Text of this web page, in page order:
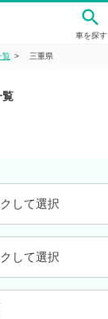
車を探す
覧 三重県
覧
して選択
して選択